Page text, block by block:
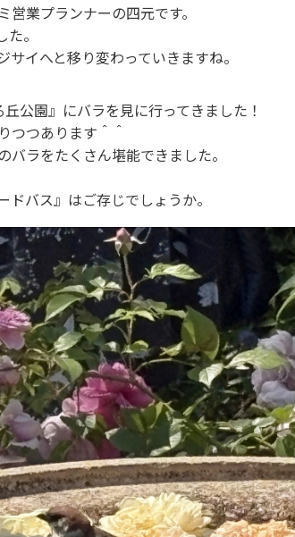
営業プランナーの四元です。
。
イへと移り変わっていきますね。
公園』にバラを見に行ってきました！
つつあります＾＾
バラをたくさん堪能できました。
ドバス』はご存じでしょうか。